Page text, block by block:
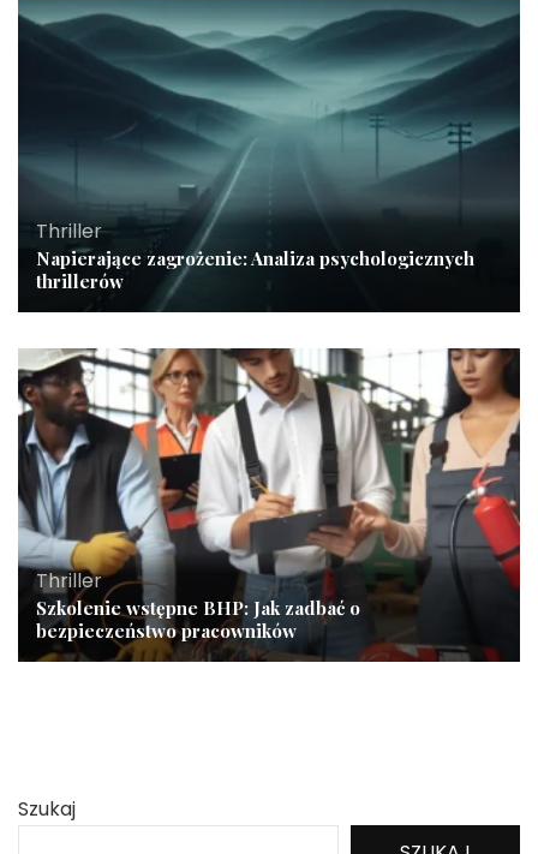
Thriller
Napierające zagrożenie: Analiza psychologicznych
thrillerów
Thriller
Szkolenie wstępne BHP: Jak zadbać o
bezpieczeństwo pracowników
Szukaj